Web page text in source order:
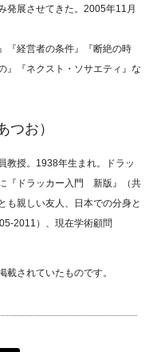
発展させてきた。2005年11月
『経営者の条件』『断絶の時
』『ネクスト・ソサエティ』な
お）
教授。1938年生まれ。ドラッ
『ドラッカー入門 新版』（共
も親しい友人、日本での分身と
2011）、現在学術顧問
されていたものです。